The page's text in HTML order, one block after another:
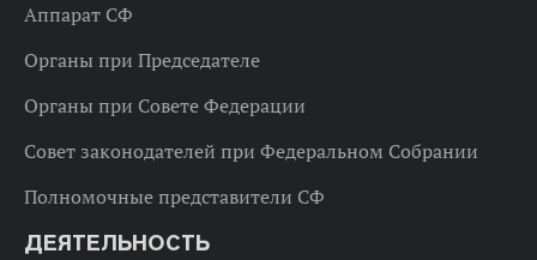
Аппарат СФ
Органы при Председателе
Органы при Совете Федерации
Совет законодателей при Федеральном Собрании
Полномочные представители СФ
ДЕЯТЕЛЬНОСТЬ